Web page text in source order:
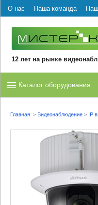
О нас Наша команда
12 лет на рынке
Каталог оборудования
Главная > Видеонаблюдение > IP